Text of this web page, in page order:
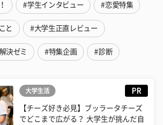
#学生インタビュー #恋愛特集
と #大学生正直レビュー
決ゼミ #特集企画 #診断
大学生活 PR
【チーズ好き必見】ブッラータチーズ
でどこまで広がる？ 大学生が挑んだ自